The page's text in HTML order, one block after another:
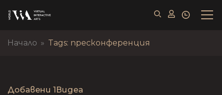
Начало » Tags: пресконференция
Добавени 1Видеа